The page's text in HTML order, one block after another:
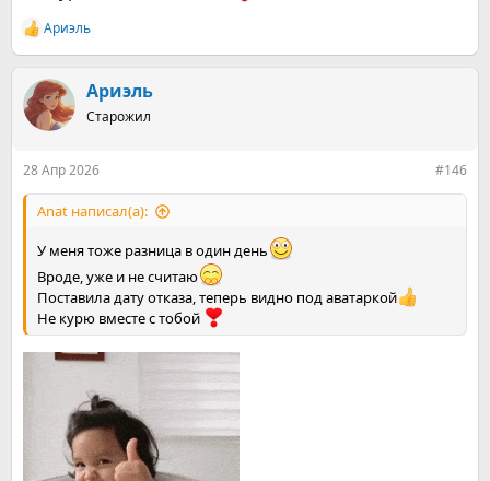
Р
е
к
ц
и
Ариэль
Ариэль
Старожил
28 Апр 2026 #146
Anat написал(а):
У меня тоже разница в один день
Вроде, уже и не считаю
Поставила дату отказа, теперь видно под аватаркой
Не курю вместе с тобой